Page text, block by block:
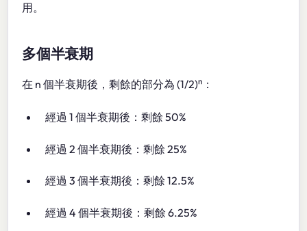
用。
多個半衰期
在 n 個半衰期後，剩餘的部分為 (1/2)ⁿ：
經過 1 個半衰期後：剩餘 50%
經過 2 個半衰期後：剩餘 25%
經過 3 個半衰期後：剩餘 12.5%
經過 4 個半衰期後：剩餘 6.25%